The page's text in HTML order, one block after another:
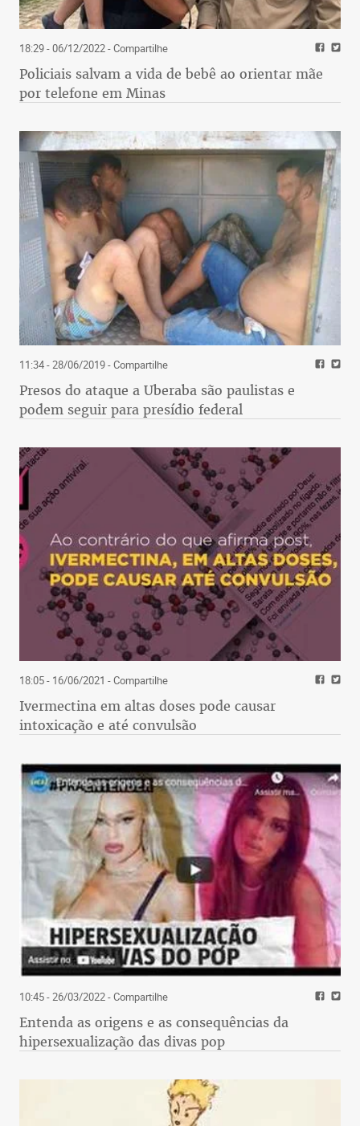
18:29 - 06/12/2022- Compartilhe
Policiais salvam a vida de bebê ao orientar mãe
por telefone em Minas
11:34 - 28/06/2019- Compartilhe
Presos do ataque a Uberaba são paulistas e
podem seguir para presídio federal
18:05 - 16/06/2021 - Compartilhe
Ivermectina em altas doses pode causar
intoxicação e até convulsão
10:45 - 26/03/2022- Compartilhe
Entenda as origens e as consequências da
hipersexualização das divas pop